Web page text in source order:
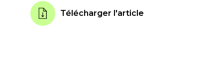
Télécharger l'article